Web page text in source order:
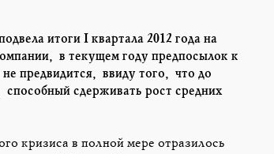
итоги I квартала 2012 года на
в текущем году предпосылок к
предвидится, ввиду того, что до
способный сдерживать рост средних
кризиса в полной мере отразилось